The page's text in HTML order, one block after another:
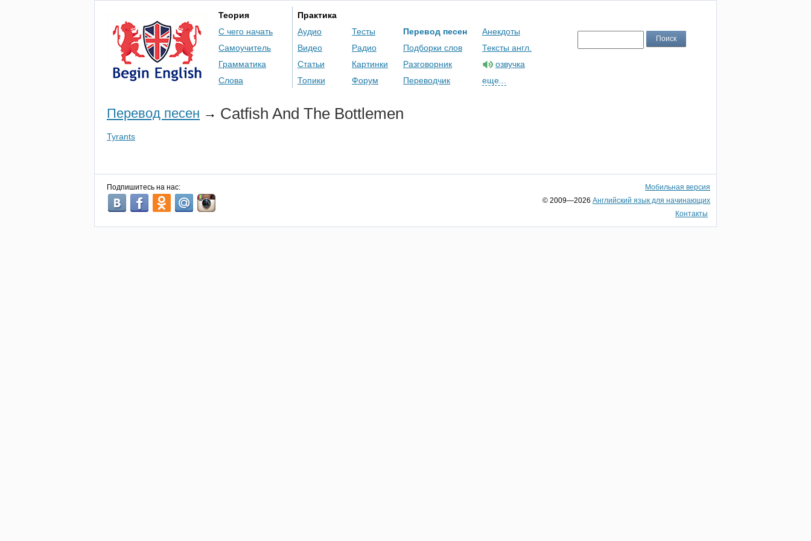
Теория
С чего начать
Самоучитель
Грамматика
Слова
Практика
Аудио
Видео
Статьи
Топики
Тесты
Радио
Картинки
Форум
Перевод песен
Подборки слов
Разговорник
Переводчик
Анекдоты
Тексты англ.
озвучка
еще...
Перевод песен → Catfish And The Bottlemen
Tyrants
Подпишитесь на нас:
Мобильная версия
© 2009—2026 Английский язык для начинающих
Контакты